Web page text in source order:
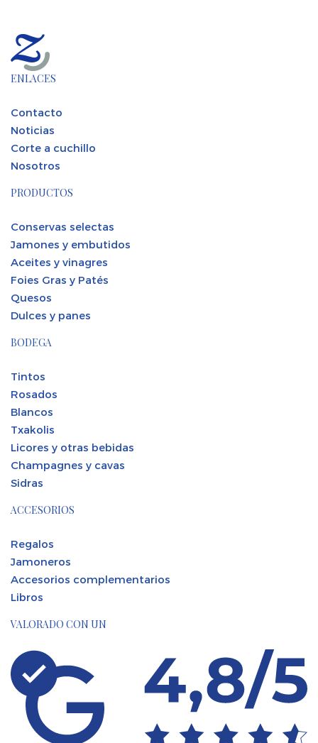
ENLACES
Contacto
Noticias
Corte a cuchillo
Nosotros
PRODUCTOS
Conservas selectas
Jamones y embutidos
Aceites y vinagres
Foies Gras y Patés
Quesos
Dulces y panes
BODEGA
Tintos
Rosados
Blancos
Txakolis
Licores y otras bebidas
Champagnes y cavas
Sidras
ACCESORIOS
Regalos
Jamoneros
Accesorios complementarios
Libros
VALORADO CON UN